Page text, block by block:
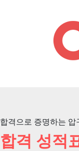
합격으로 증명하는 압
합격 성적